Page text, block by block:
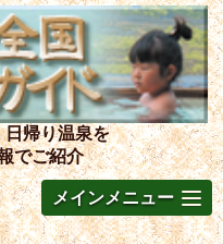
日帰り温泉を
でご紹介
メインメニュー